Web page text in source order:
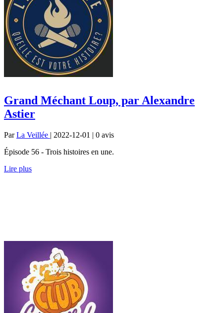
Grand Méchant Loup, par Alexandre
Astier
ParLa Veillée | 2022-12-01 | 0 avis
Épisode 56 - Trois histoires en une.
Lire plus